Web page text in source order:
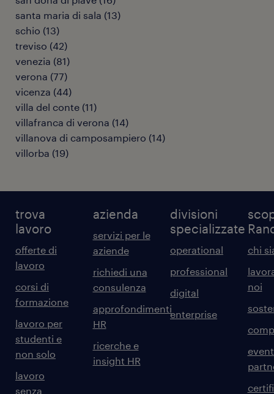
santa maria di sala (13)
schio (13)
treviso (42)
venezia (81)
verona (77)
vicenza (44)
villa del conte (11)
villafranca di verona (14)
villanova di camposampiero (14)
villorba (19)
trova
lavoro
offerte di
lavoro
corsi di
formazione
lavoro per
studenti e
non solo
lavoro
senza
azienda
servizi per le
aziende
richiedi una
consulenza
approfondimenti
HR
ricerche e
insight HR
divisioni
specializzate
operational
professional
digital
enterprise
chi
noi